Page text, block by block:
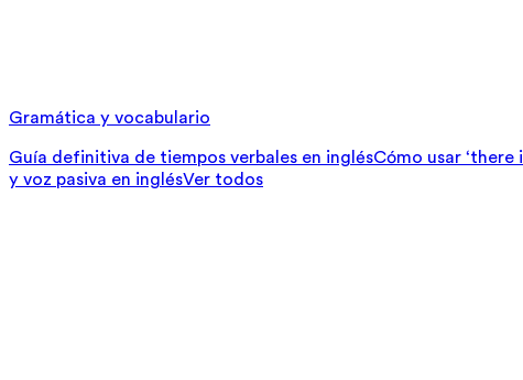
Gramática y vocabulario
Guía definitiva de tiempos verbales en inglésCómo usar ‘there
y voz pasiva en inglésVer todos